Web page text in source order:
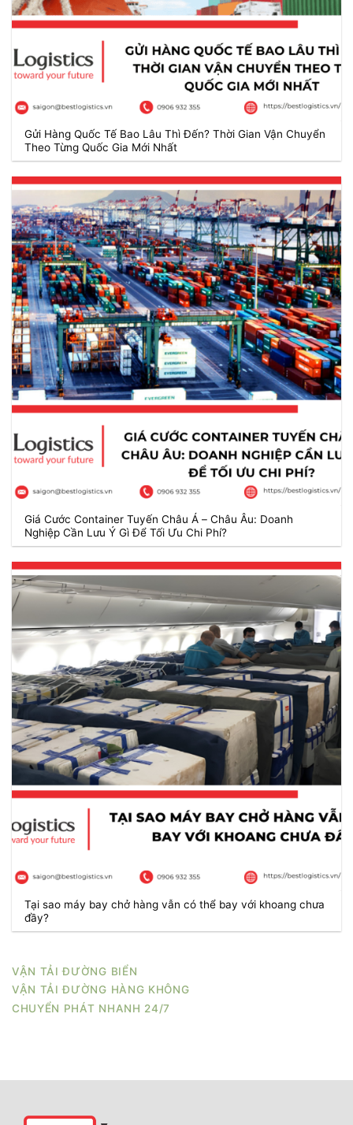
Gửi Hàng Quốc Tế Bao Lâu Thì Đến? Thời Gian Vận Chuyển
Theo Từng Quốc Gia Mới Nhất
Giá Cước Container Tuyến Châu Á – Châu Âu: Doanh
Nghiệp Cần Lưu Ý Gì Để Tối Ưu Chi Phí?
Tại sao máy bay chở hàng vẫn có thể bay với khoang chưa
đầy?
VẬN TẢI ĐƯỜNG BIỂN
VẬN TẢI ĐƯỜNG HÀNG KHÔNG
CHUYỂN PHÁT NHANH 24/7